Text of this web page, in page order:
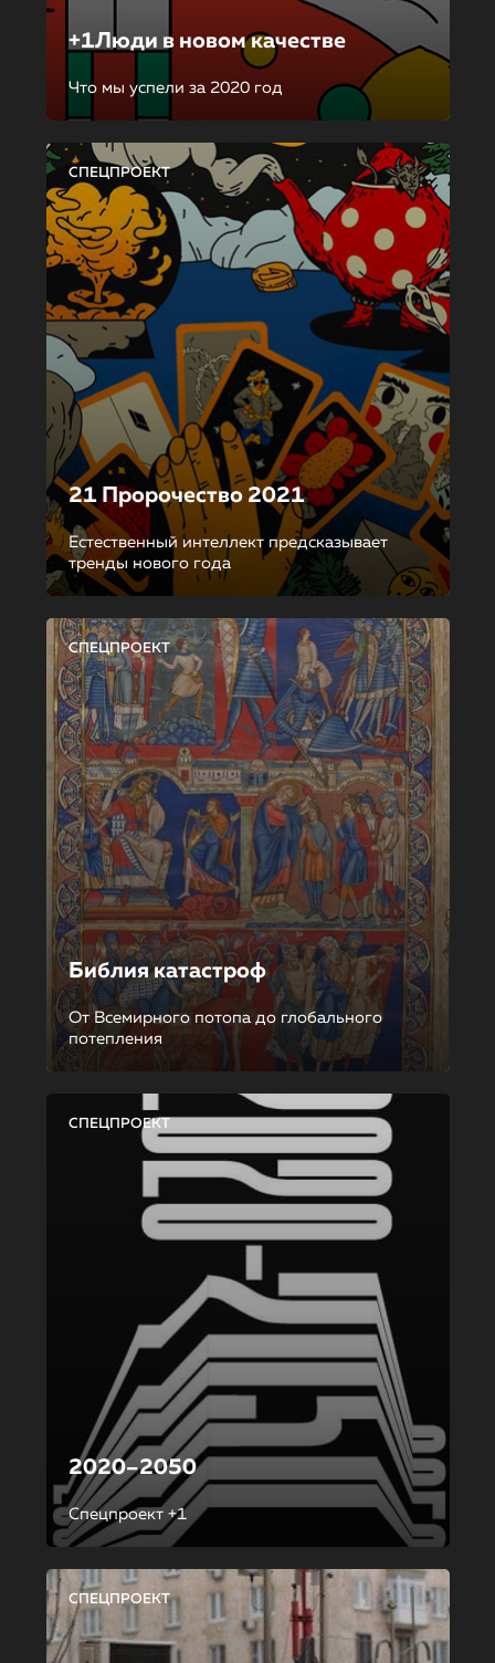
+1Люди в новом качестве
Что мы успели за 2020 год
СПЕЦПРОЕКТ
21 Пророчество 2021
Естественный интеллект предсказывает
тренды нового года
СПЕЦПРОЕКТ
Библия катастроф
От Всемирного потопа до глобального
потепления
СПЕЦПРОЕКТ
2020–2050
Спецпроект +1
СПЕЦПРОЕКТ